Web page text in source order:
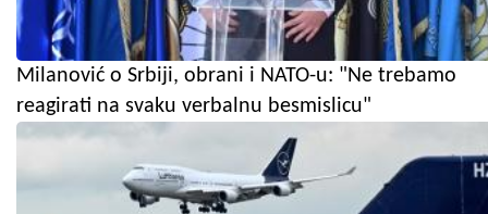
Milanović o Srbiji, obrani i NATO-u: "Ne trebamo
reagirati na svaku verbalnu besmislicu"